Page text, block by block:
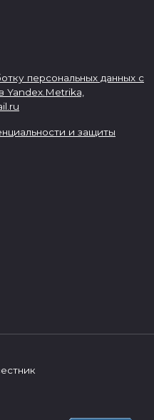
персональных данных с
и защиты